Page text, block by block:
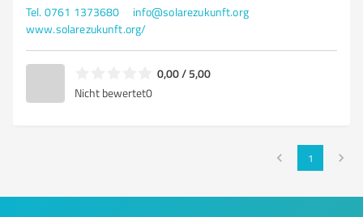
Tel. 0761 1373680
info@solarezukunft.org
www.solarezukunft.org/
0,00 / 5,00
Nicht bewertet0
1